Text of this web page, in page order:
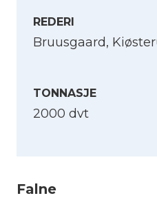
REDERI
Bruusgaard,
TONNASJE
2000 dvt
Falne
Velg språk